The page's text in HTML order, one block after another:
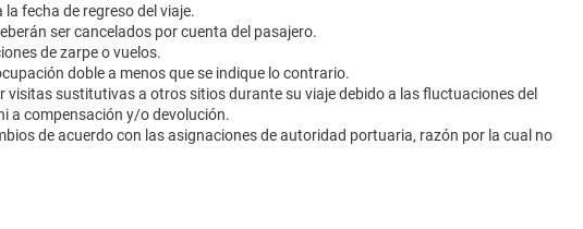
la fecha de regreso del viaje.
ser cancelados por cuenta del pasajero.
de zarpe o vuelos.
doble a menos que se indique lo contrario.
sustitutivas a otros sitios durante su viaje debido a las fluctuaciones del
a compensación y/o devolución.
de acuerdo con las asignaciones de autoridad portuaria, razón por la cual no